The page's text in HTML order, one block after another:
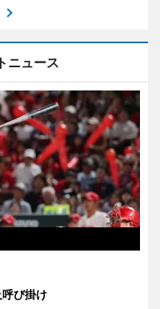
ニュース
呼び掛け